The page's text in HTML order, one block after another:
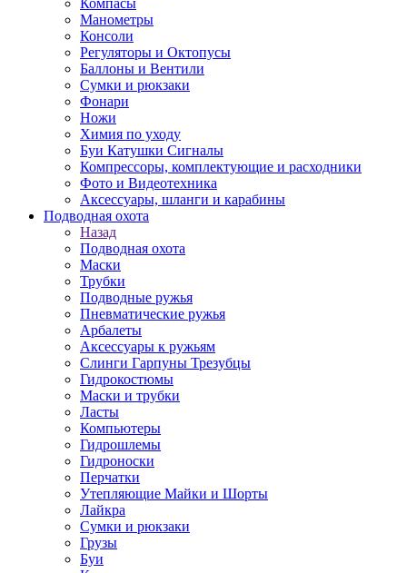
Компасы
Манометры
Консоли
Регуляторы и Октопусы
Баллоны и Вентили
Сумки и рюкзаки
Фонари
Ножи
Химия по уходу
Буи Катушки Сигналы
Компрессоры, комплектующие и расходники
Фото и Видеотехника
Аксессуары, шланги и карабины
Подводная охота
Назад
Подводная охота
Маски
Трубки
Подводные ружья
Пневматические ружья
Арбалеты
Аксессуары к ружьям
Слинги Гарпуны Трезубцы
Гидрокостюмы
Маски и трубки
Ласты
Компьютеры
Гидрошлемы
Гидроноски
Перчатки
Утепляющие Майки и Шорты
Лайкра
Сумки и рюкзаки
Грузы
Буи